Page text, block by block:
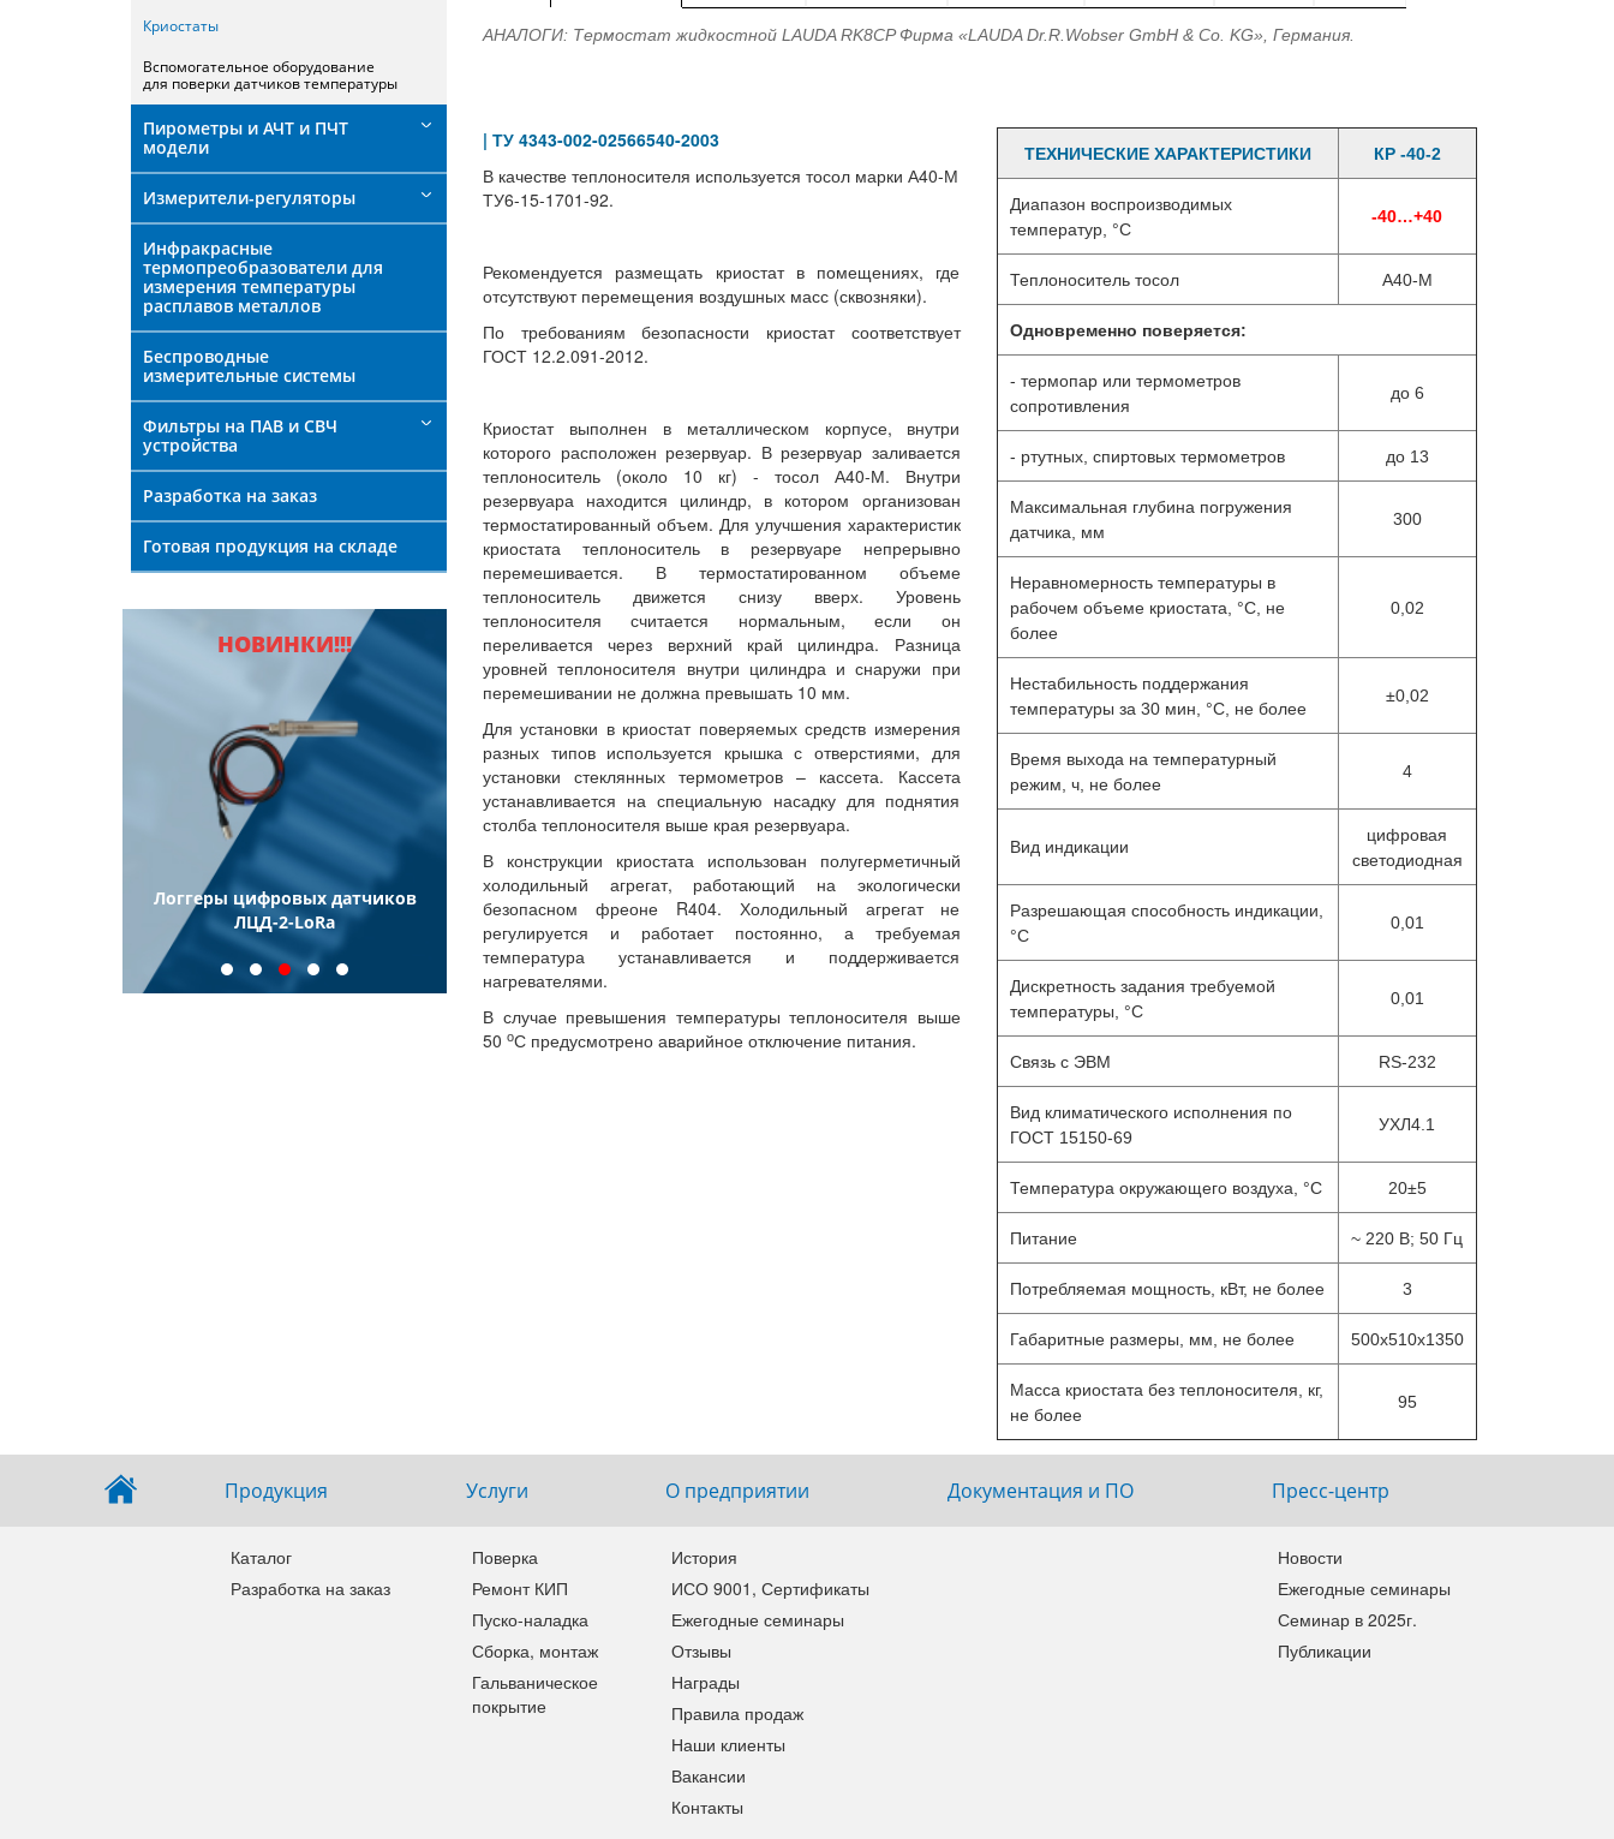
Криостаты
Вспомогательное оборудование
для поверки датчиков температуры
Пирометры и АЧТ и ПЧТ
модели
Измерители-регуляторы
Инфракрасные
термопреобразователи для
измерения температуры
расплавов металлов
Беспроводные
измерительные системы
Фильтры на ПАВ и СВЧ
устройства
Разработка на заказ
Готовая продукция на складе
НОВИНКИ!!!
Логгеры цифровых датчиков
ЛЦД-2-LoRa
Логгер цифровых датчиков
ЛЦД-2-SD/RM
Датчики температуры
многозонные цифровые МЦДТ
2401
абсолютно черного тела АЧТ
АНАЛОГИ: Термостат жидкостной LAUDA RK8CP Фирма «LAUDA Dr.R.Wobser GmbH & Co. KG», Германия.
| ТУ 4343-002-02566540-2003
В качестве теплоносителя используется тосол марки А40-М
ТУ6-15-1701-92.
Рекомендуется размещать криостат в помещениях, где
отсутствуют перемещения воздушных масс (сквозняки).
По требованиям безопасности криостат соответствует
ГОСТ 12.2.091-2012.
Криостат выполнен в металлическом корпусе, внутри
которого расположен резервуар. В резервуар заливается
теплоноситель (около 10 кг) - тосол А40-М. Внутри
резервуара находится цилиндр, в котором организован
термостатированный объем. Для улучшения характеристик
криостата теплоноситель в резервуаре непрерывно
перемешивается. В термостатированном объеме
теплоноситель движется снизу вверх. Уровень
теплоносителя считается нормальным, если он
переливается через верхний край цилиндра. Разница
уровней теплоносителя внутри цилиндра и снаружи при
перемешивании не должна превышать 10 мм.
Для установки в криостат поверяемых средств измерения
разных типов используется крышка с отверстиями, для
установки стеклянных термометров – кассета. Кассета
устанавливается на специальную насадку для поднятия
столба теплоносителя выше края резервуара.
В конструкции криостата использован полугерметичный
холодильный агрегат, работающий на экологически
безопасном фреоне R404. Холодильный агрегат не
регулируется и работает постоянно, а требуемая
температура устанавливается и поддерживается
нагревателями.
В случае превышения температуры теплоносителя выше
50 оС предусмотрено аварийное отключение питания.
ТЕХНИЧЕСКИЕ ХАРАКТЕРИСТИКИ КР -40-2
Диапазон воспроизводимых
температур, °С
-40…+40
Теплоноситель тосол А40-М
Одновременно поверяется:
- термопар или термометров
сопротивления
до 6
- ртутных, спиртовых термометров до 13
Максимальная глубина погружения
датчика, мм
300
Неравномерность температуры в
рабочем объеме криостата, °С, не
более
0,02
Нестабильность поддержания
температуры за 30 мин, °С, не более
±0,02
Время выхода на температурный
режим, ч, не более
4
Вид индикации
цифровая
светодиодная
Разрешающая способность индикации,
°С
0,01
Дискретность задания требуемой
температуры, °С
0,01
Связь с ЭВМ RS-232
Вид климатического исполнения по
ГОСТ 15150-69
УХЛ4.1
Температура окружающего воздуха, °С 20±5
Питание ~ 220 В; 50 Гц
Потребляемая мощность, кВт, не более 3
Габаритные размеры, мм, не более 500х510х1350
Масса криостата без теплоносителя, кг,
не более
95
Продукция
Каталог
Разработка на заказ
Услуги
Поверка
Ремонт КИП
Пуско-наладка
Сборка, монтаж
Гальваническое
покрытие
О предприятии
История
ИСО 9001, Сертификаты
Ежегодные семинары
Отзывы
Награды
Правила продаж
Наши клиенты
Вакансии
Контакты
Документация и ПО Пресс-центр
Новости
Ежегодные семинары
Семинар в 2025г.
Публикации